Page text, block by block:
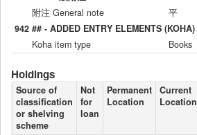
附注 General note
平
942 ## - ADDED ENTRY ELEMENTS (KOHA)
Koha item type
Books
Holdings
Source of
classification
or shelving
scheme
Not
for
loan
Permanent
Location
Current
Location